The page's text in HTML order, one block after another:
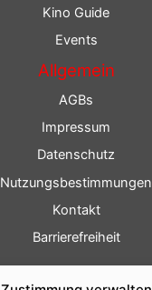
Kino Guide
Events
Allgemein
AGBs
Impressum
Datenschutz
Nutzungsbestimmungen
Kontakt
Barrierefreiheit